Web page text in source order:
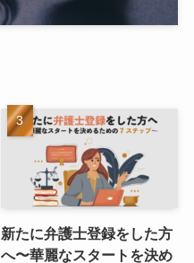
新たに弁護士登録をした方
へ〜華麗なスタートを決め